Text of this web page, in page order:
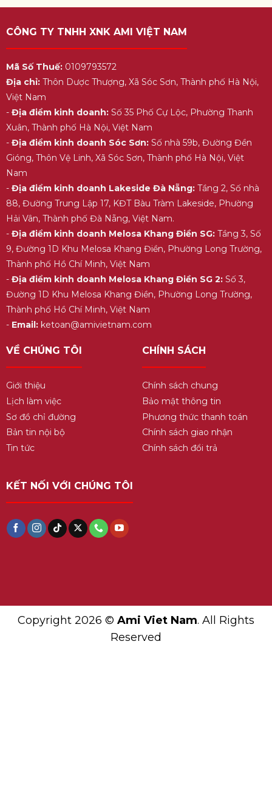
CÔNG TY TNHH XNK AMI VIỆT NAM
Mã Số Thuế:0109793572
Địa chỉ:Thôn Dược Thượng, Xã Sóc Sơn, Thành phố Hà Nội,
Việt Nam
- Địa điểm kinh doanh:Số 35 Phố Cự Lộc, Phường Thanh
Xuân, Thành phố Hà Nội, Việt Nam
- Địa điểm kinh doanh Sóc Sơn:Số nhà 59b, Đường Đền
Gióng, Thôn Vệ Linh, Xã Sóc Sơn, Thành phố Hà Nội, Việt
Nam
- Địa điểm kinh doanh Lakeside Đà Nẵng:Tầng 2, Số nhà
88, Đường Trung Lập 17, KĐT Bàu Tràm Lakeside, Phường
Hải Vân, Thành phố Đà Nẵng, Việt Nam.
- Địa điểm kinh doanh Melosa Khang Điền SG:Tầng 3, Số
9, Đường 1D Khu Melosa Khang Điền, Phường Long Trường,
Thành phố Hồ Chí Minh, Việt Nam
- Địa điểm kinh doanh Melosa Khang Điền SG 2:Số 3,
Đường 1D Khu Melosa Khang Điền, Phường Long Trường,
Thành phố Hồ Chí Minh, Việt Nam
- Email:ketoan@amivietnam.com
VỀ CHÚNG TÔI
Giới thiệu
Lịch làm việc
Sơ đồ chỉ đường
Bản tin nội bộ
Tin tức
CHÍNH SÁCH
Chính sách chung
Bảo mật thông tin
Phương thức thanh toán
Chính sách giao nhận
Chính sách đổi trả
KẾT NỐI VỚI CHÚNG TÔI
Copyright 2026 © Ami Viet Nam. All Rights
Reserved